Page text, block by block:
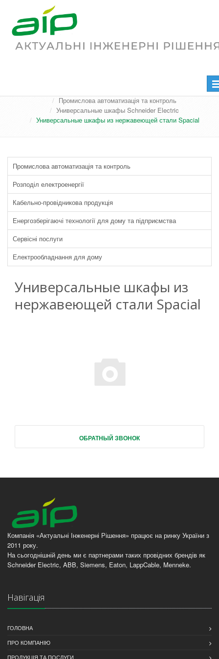
Промислова автоматизація та контроль
Универсальные шкафы Schneider Electric
Универсальные шкафы из нержавеющей стали Spacial
Промислова автоматизація та контроль
Розподіл електроенергії
Кабельно-провідникова продукція
Енергозберігаючі технології для дому та підприємства
Сервісні послуги
Електрообладнання для дому
Универсальные шкафы из
нержавеющей стали Spacial
ОБРАТНЫЙ ЗВОНОК
Компанія «Актуальні Інженерні Рішення» працює на ринку України з
2011 року.
На сьогоднішній день ми є партнерами таких провідних брендів як
Schneider Electric, ABB, Siemens, Eaton, LappCable, Menneke.
Навігація
ГОЛОВНА
ПРО КОМПАНІЮ
ПРОДУКЦІЯ ТА ПОСЛУГИ